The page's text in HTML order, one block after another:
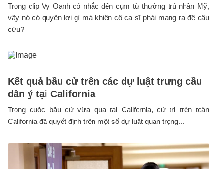
Trong clip Vy Oanh có nhắc đến cụm từ thường trú nhân Mỹ,
vậy nó có quyền lợi gì mà khiến cô ca sĩ phải mang ra để cầu
cứu?
Kết quả bầu cử trên các dự luật trưng cầu
dân ý tại California
Trong cuộc bầu cử vừa qua tại California, cử tri trên toàn
California đã quyết định trên một số dự luật quan trọng...